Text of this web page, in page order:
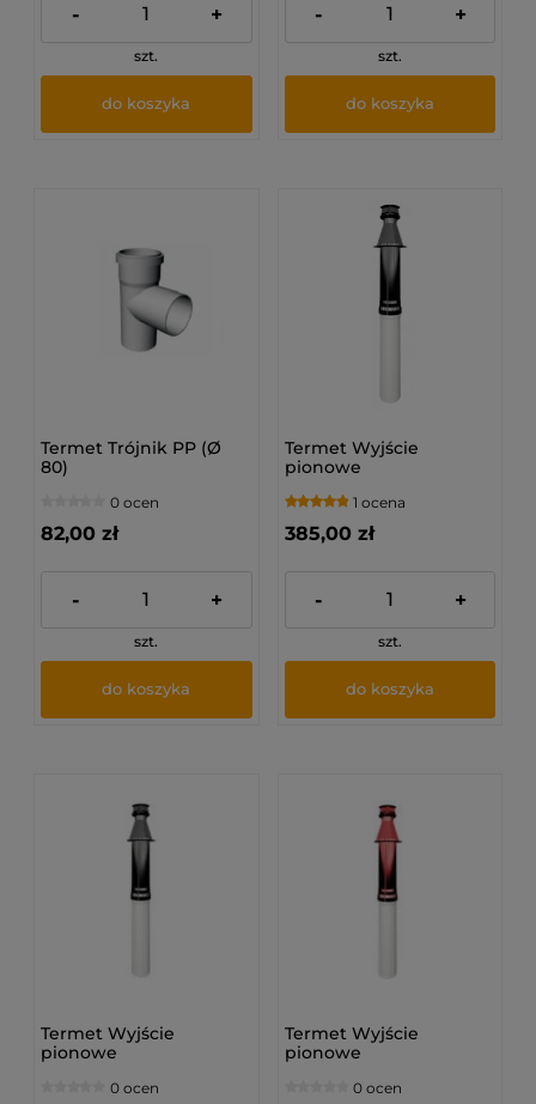
- +
szt.
do koszyka
- +
szt.
do koszyka
Termet Trójnik PP (Ø
80)
0 ocen
82,00 zł
- +
szt.
do koszyka
Termet Wyjście
pionowe
PP (60/100)1 ocena
385,00 zł
- +
szt.
do koszyka
Termet Wyjście
pionowe
PP (80/125)0 ocen
Termet Wyjście
pionowe
CZERWONE PP (60/100)
0 ocen